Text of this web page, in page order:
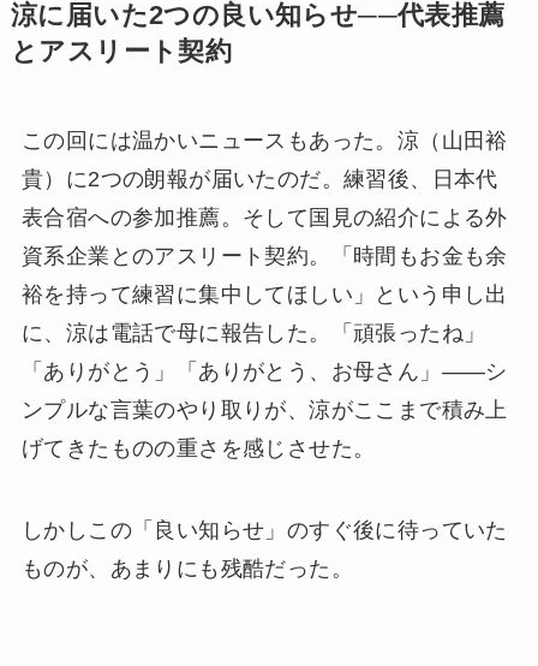
涼に届いた2つの良い知らせ──代表推薦
とアスリート契約
この回には温かいニュースもあった。涼（山田裕
貴）に2つの朗報が届いたのだ。練習後、日本代
表合宿への参加推薦。そして国見の紹介による外
資系企業とのアスリート契約。「時間もお金も余
裕を持って練習に集中してほしい」という申し出
に、涼は電話で母に報告した。「頑張ったね」
「ありがとう」「ありがとう、お母さん」——シ
ンプルな言葉のやり取りが、涼がここまで積み上
げてきたものの重さを感じさせた。
しかしこの「良い知らせ」のすぐ後に待っていた
ものが、あまりにも残酷だった。